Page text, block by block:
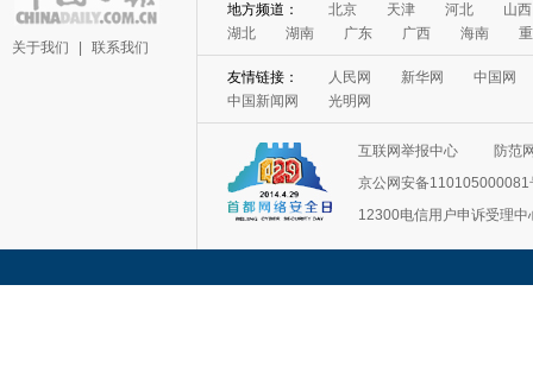
关于我们 联系我们
地方频道： 北京 天津 河北
山西
湖北
湖南 广东 广西 海南
友情链接： 人民网 新华网
中国网
中国新闻网
光明网
互联网举报中心
防范
京公网安备110105000081
12300电信用户申诉受理中